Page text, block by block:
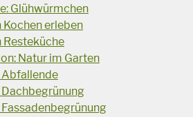
Glühwürmchen
Kochen erleben
Resteküche
Natur im Garten